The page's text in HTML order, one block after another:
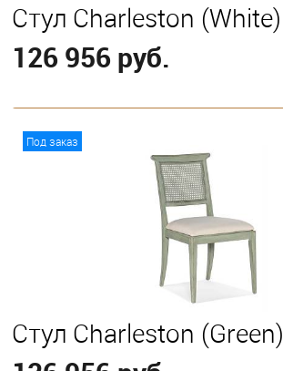
Стул Charleston (White)
126 956 руб.
Под заказ
Стул Charleston (Green)